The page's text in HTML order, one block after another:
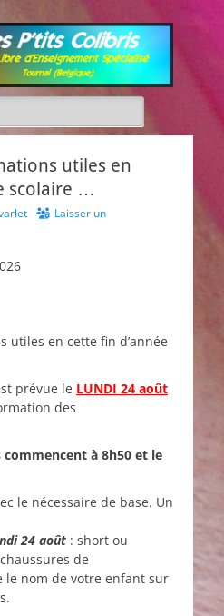
Les P'tits Colibris
utiles en
scolaire …
Laisser un
utiles en cette fin d’année
prévue le LUNDI 24 août
des
commencent à 8h50 et le
le nécessaire de base. Un
24 août : short ou
de
le nom de votre enfant sur